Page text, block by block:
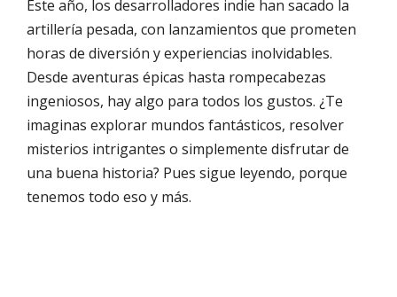
Este año, los desarrolladores indie han sacado la
artillería pesada, con lanzamientos que prometen
horas de diversión y experiencias inolvidables.
Desde aventuras épicas hasta rompecabezas
ingeniosos, hay algo para todos los gustos. ¿Te
imaginas explorar mundos fantásticos, resolver
misterios intrigantes o simplemente disfrutar de
una buena historia? Pues sigue leyendo, porque
tenemos todo eso y más.